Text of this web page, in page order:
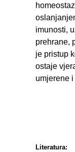
imunosti,
prehrane,
je pristup
ostaje
umjerene
Literatura: